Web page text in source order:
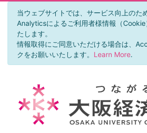
当ウェブサイトでは、サービス向上のた
Analyticsによるご利用者様情報（
たします。
情報取得にご同意いただける場合は、
クをお願いいたします。 Learn More.